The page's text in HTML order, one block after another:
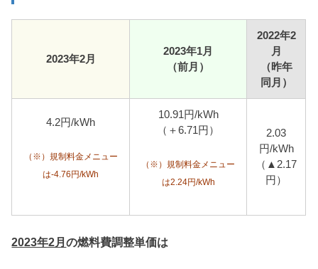
2023年2月
2023年1月
（前月）
2022年2
月
（昨年
同月）
4.2円/kWh
（※）規制料金メニュー
は-4.76円/kWh
10.91円/kWh
（＋6.71円）
（※）規制料金メニュー
は2.24円/kWh
2.03
円/kWh
（▲2.17
円）
2023年2月の燃料費調整単価は